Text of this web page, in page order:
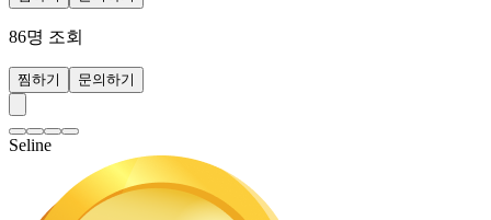
86명 조회
찜하기 문의하기
Seline